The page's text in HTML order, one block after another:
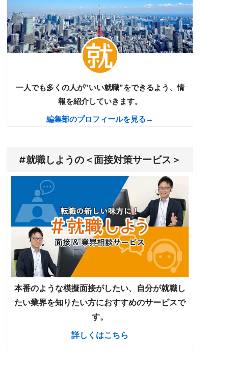
一人でも多くの人が”いい就職”をできるよう、情
報を紹介していきます。
編集部のプロフィールを見る→
#就職しようの＜面接対策サービス＞
本番のような模擬面接がしたい、自分が就職し
たい業界を知りたい方におすすめのサービスで
す。
詳しくはこちら